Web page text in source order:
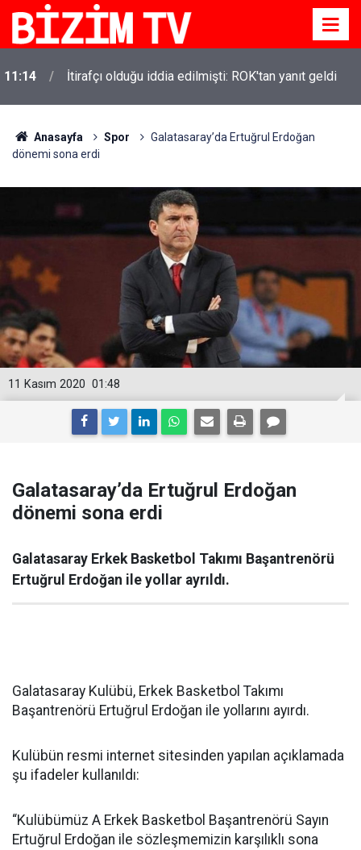
11:14 İtirafçı olduğu iddia edilmişti: ROK'tan yanıt geldi
Anasayfa Spor
Galatasaray’da Ertuğrul Erdoğan
dönemi sona erdi
01:48
11 Kasım 2020
Galatasaray’da Ertuğrul Erdoğan
dönemi sona erdi
Galatasaray Erkek Basketbol Takımı Başantrenörü
Ertuğrul Erdoğan ile yollar ayrıldı.
Galatasaray Kulübü, Erkek Basketbol Takımı
Başantrenörü Ertuğrul Erdoğan ile yollarını ayırdı.
Kulübün resmi internet sitesinden yapılan açıklamada
şu ifadeler kullanıldı:
“Kulübümüz A Erkek Basketbol Başantrenörü Sayın
Ertuğrul Erdoğan ile sözleşmemizin karşılıklı sona